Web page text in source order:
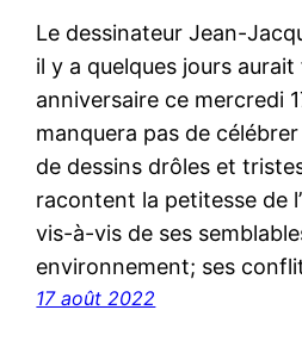
Le dessinateur Jean-
il y a quelques jours
anniversaire ce mercredi
manquera pas de
de dessins drôles et
racontent la petitesse de
vis-à-vis de ses
environnement; ses
17 août 2022